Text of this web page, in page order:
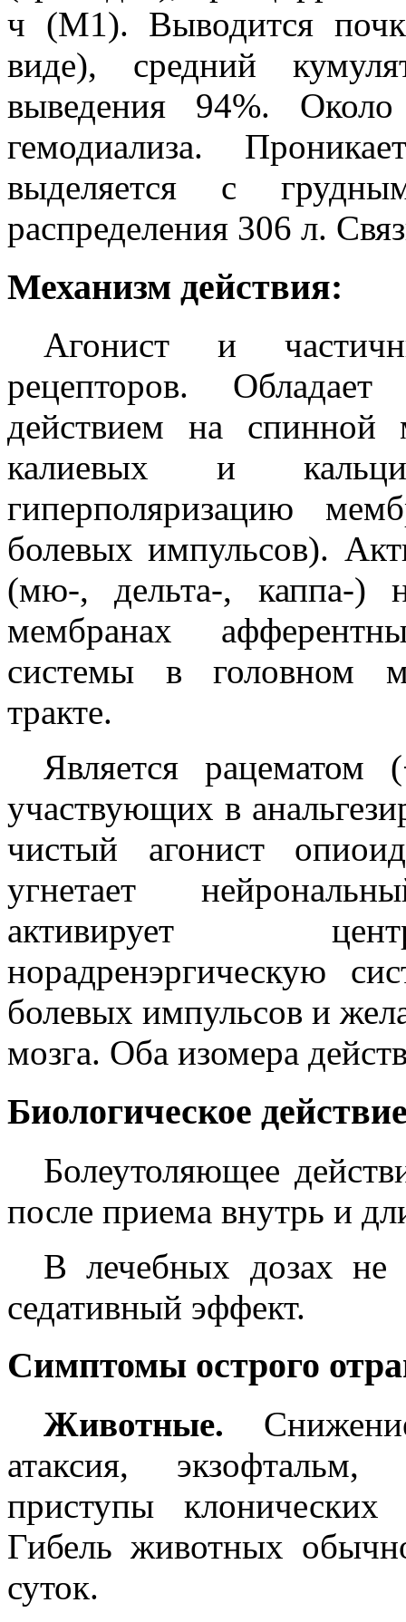
ч (М1). Выводится
виде), средний
выведения 94%.
гемодиализа.
выделяется с
распределения 306 л.
Механизм действия:
Агонист и
рецепторов.
действием на спинной
калиевых и
гиперполяризацию
болевых импульсов).
(мю-, дельта-, каппа-)
мембранах
системы в головном
тракте.
Является
участвующих в
чистый агонист
угнетает
активирует
норадренэргическую
болевых импульсов и
мозга. Оба изомера
Биологическое
Болеутоляющее
после приема внутрь и
В лечебных дозах не
седативный эффект.
Симптомы острого
Животные.
атаксия,
приступы клонических
Гибель животных
суток.